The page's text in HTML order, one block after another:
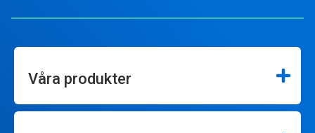
Våra produkter